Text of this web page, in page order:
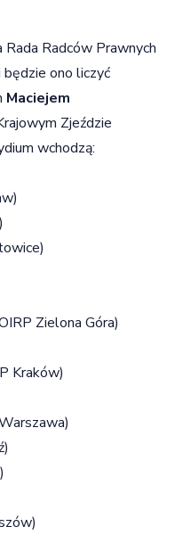
Rada Radców Prawnych
będzie ono liczyć
Maciejem
Zjeździe
wchodzą:
Zielona Góra)
Kraków)